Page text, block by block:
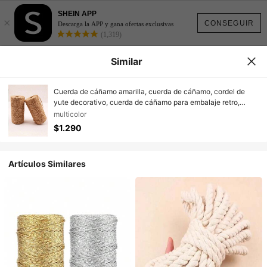
CONSEGUIR
×
SHEIN APP
Descarga la APP y gana ofertas exclusivas
(1,319)
Similar
Cuerda de cáñamo amarilla, cuerda de cáñamo, cordel de
yute decorativo, cuerda de cáñamo para embalaje retro,
etiquetas, fotos, regalos, etiquetas, jardín, uso de envoltura de
regalo, decoración de joyas DIY, cuerda trenzada retro,
etiquetas colgantes, cuerda de amarre, decoración de boda,
multicolor
$1.290
Artículos Similares